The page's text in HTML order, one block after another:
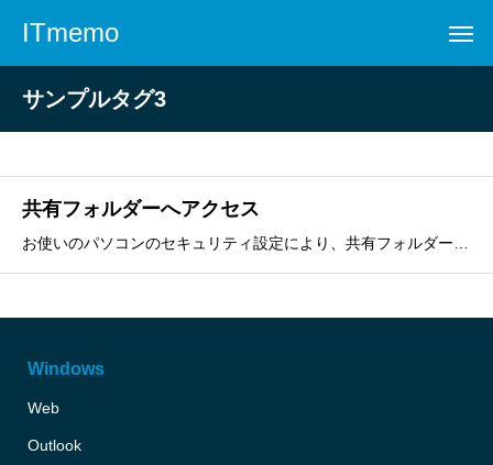
ITmemo
サンプルタグ3
共有フォルダーへアクセス
Windows
Web
Outlook